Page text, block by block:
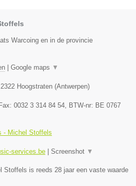
Warcoing en in de provincie
| Google maps ▼
2322 Hoogstraten (Antwerpen)
Fax: 0032 3 314 84 54 , BTW-nr: BE 0767
- Michel Stoffels
services.be | Screenshot ▼
Stoffels is reeds 28 jaar een vaste waarde